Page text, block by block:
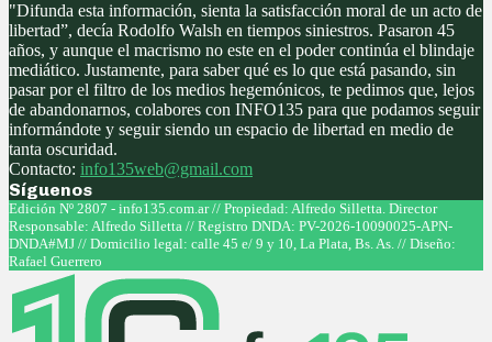
"Difunda esta información, sienta la satisfacción moral de un acto de
libertad”, decía Rodolfo Walsh en tiempos siniestros. Pasaron 45
años, y aunque el macrismo no este en el poder continúa el blindaje
mediático. Justamente, para saber qué es lo que está pasando, sin
pasar por el filtro de los medios hegemónicos, te pedimos que, lejos
de abandonarnos, colabores con INFO135 para que podamos seguir
informándote y seguir siendo un espacio de libertad en medio de
tanta oscuridad.
Contacto: info135web@gmail.com
Síguenos
Facebook
Twitter
Instagram
Youtube
Edición Nº 2807 - info135.com.ar // Propiedad: Alfredo Silletta. Director
Responsable: Alfredo Silletta // Registro DNDA: PV-2026-10090025-APN-
DNDA#MJ // Domicilio legal: calle 45 e/ 9 y 10, La Plata, Bs. As. // Diseño:
Rafael Guerrero